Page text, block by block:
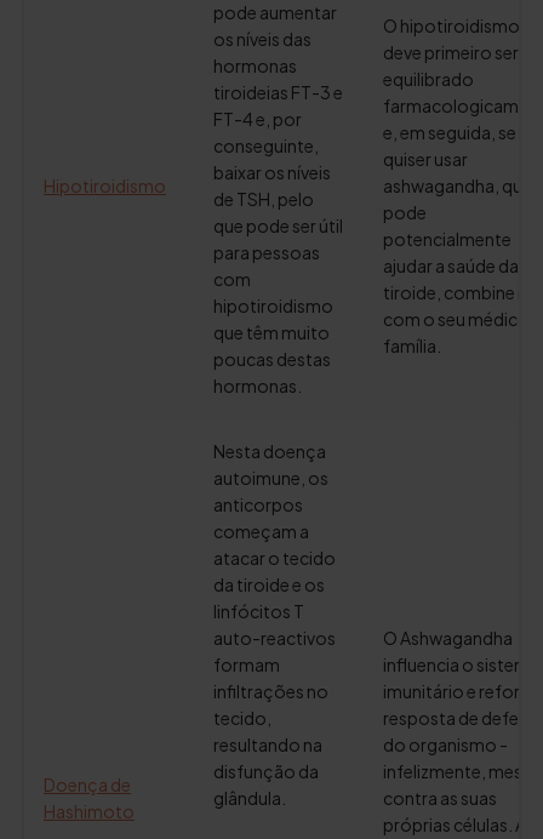
Hipotiroidismo
pode aumentar
os níveis das
hormonas
tiroideias FT-3 e
FT-4 e, por
conseguinte,
baixar os níveis
de TSH, pelo
que pode ser útil
para pessoas
com
hipotiroidismo
que têm muito
poucas destas
hormonas.
O hipotiroidismo
deve primeiro ser
equilibrado
e, em seguida, se
quiser usar
ashwagandha, que
pode
potencialmente
ajudar a saúde da
tiroide, combine
com o seu médico
família.
Doença de
Hashimoto
Nesta doença
autoimune, os
anticorpos
começam a
atacar o tecido
da tiroide e os
linfócitos T
auto-reactivos
formam
infiltrações no
tecido,
resultando na
disfunção da
glândula.
O Ashwagandha
influencia o sistema
imunitário e reforça
resposta de defesa
do organismo -
infelizmente,
contra as suas
próprias células. A